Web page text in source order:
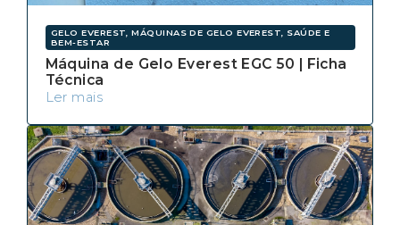
GELO EVEREST, MÁQUINAS DE GELO EVEREST, SAÚDE E
BEM-ESTAR
Máquina de Gelo Everest EGC 50 | Ficha
Técnica
Ler mais